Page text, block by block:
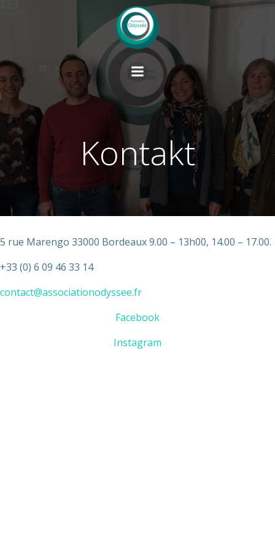
Springe
zum
Inhalt
Kontakt
5 rue Marengo 33000 Bordeaux 9.00 – 13h00, 14.00 – 17.00.
+33 (0) 6 09 46 33 14
contact@associationodyssee.fr
Facebook
Instagram